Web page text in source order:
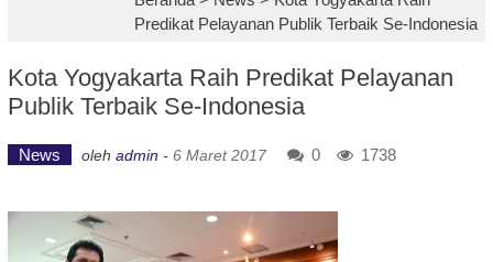
Predikat Pelayanan Publik Terbaik Se-Indonesia
Kota Yogyakarta Raih Predikat Pelayanan
Publik Terbaik Se-Indonesia
News oleh admin - 6 Maret 2017 0 1738